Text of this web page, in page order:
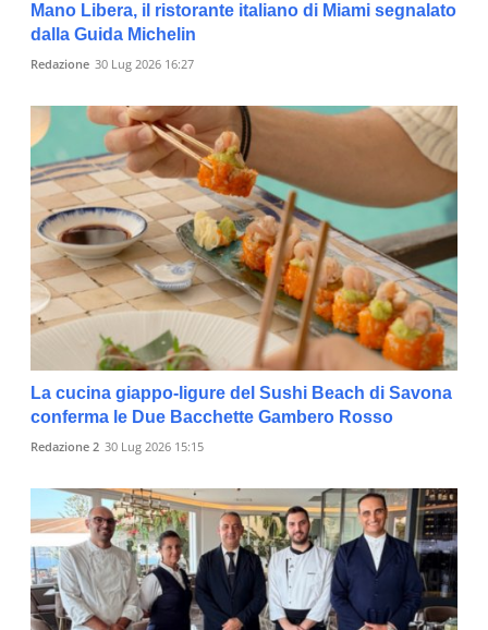
Mano Libera, il ristorante italiano di Miami segnalato
dalla Guida Michelin
Redazione 30 Lug 2026 16:27
La cucina giappo-ligure del Sushi Beach di Savona
conferma le Due Bacchette Gambero Rosso
Redazione 2 30 Lug 2026 15:15